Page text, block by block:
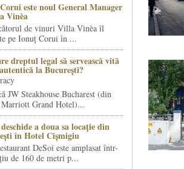
este noul General Manager
Vinèa
de vinuri Villa Vinèa îl
pe Ionuț Corui în ...
dreptul legal să servească vită
la București?
JW Steakhouse Bucharest (din
Grand Hotel)...
a doua sa locație din
în Hotel Cișmigiu
DeSoi este amplasat într-
de 160 de metri p...